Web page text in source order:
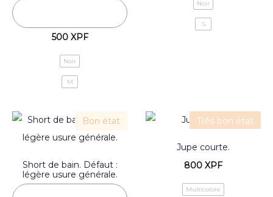
500 XPF
Noir
M
Noir
S
Bon état
Short de bain. Défaut :
légère usure générale.
Très bon état
Jupe courte.
800 XPF
Multicolore